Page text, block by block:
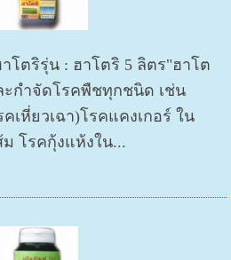
โตริรุ่น : ฮาโตริ 5 ลิตร"ฮาโต
กำจัดโรคพืชทุกชนิด เช่น
เหี่ยวเฉา)โรคแคงเกอร์ ใน
โรคกุ้งแห้งใน...